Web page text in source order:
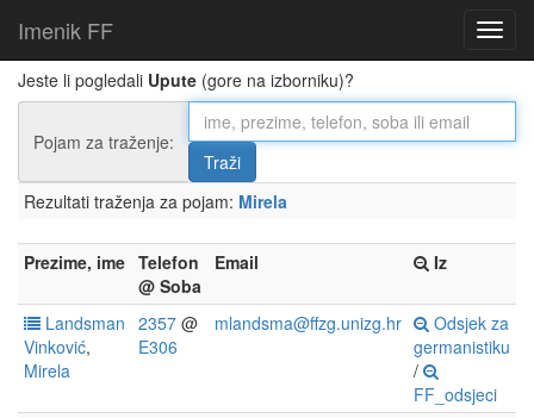
Imenik FF
Jeste li pogledali Upute (gore na izborniku)?
Pojam za traženje:
Rezultati traženja za pojam: Mirela
Prezime, ime Telefon
@ Soba
Email Iz
Landsman
Vinković,
Mirela
2357 @
E306
mlandsma@ffzg.unizg.hr
Odsjek za
germanistiku
/
FF_odsjeci